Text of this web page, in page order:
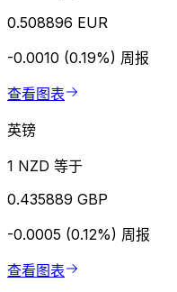
0.508896 EUR
-0.0010 (0.19%) 周报
查看图表
英镑
1 NZD 等于
0.435889 GBP
-0.0005 (0.12%) 周报
查看图表